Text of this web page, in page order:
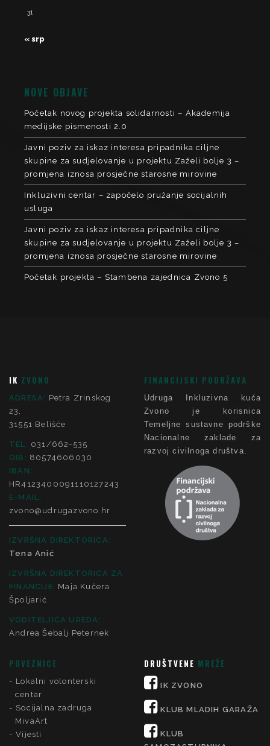
31
« srp
NOVE OBJAVE
Početak novog projekta solidarnosti – Akademija
medijske pismenosti 2.0
Javni poziv za iskaz interesa pripadnika ciljne
skupine za sudjelovanje u projektu Zaželi bolje 3 –
promjena iznosa prosječne starosne mirovine
Inkluzivni centar – započelo pružanje socijalnih
usluga
Javni poziv za iskaz interesa pripadnika ciljne
skupine za sudjelovanje u projektu Zaželi bolje 3 –
promjena iznosa prosječne starosne mirovine
Početak projekta – Stambena zajednica Zvono 5
IK ZVONO
ADRESA: Petra Zrinskog
23,
31551 Belišće
TEL: 031/662-535
OIB: 80574606030
IBAN:
HR4123400091110127243
E-MAIL:
zvono@udrugazvono.hr
IZVRŠNA DIREKTORICA:
Tena Anić
IZVRŠNA DIREKTORICA ZA
FINANCIJE: Maja Kučera
Špoljarić
VODITELJICA UREDA:
Andrea Šebalj Peternek
FINANCIJSKI PODRŽAVA
Udruga Inkluzivna kuća
Zvono je korisnica
Temeljne sustavne podrške
Nacionalne zaklade za
razvoj civilnoga društva.
POVEZNICE
Lokalni volonterski
centar
Socijalna zadruga
MivaArt
Vijesti
DRUŠTVENE MREŽE
IK ZVONO
KLUB MLADIH GARAŽA
KLUB